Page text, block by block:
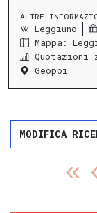
ALTRE
Leggiuno
Mappa:
Quotazioni
Geopoi
MODIFICA